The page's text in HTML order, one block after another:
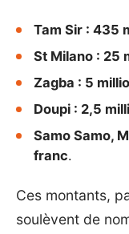
Tam Sir : 435
St Milano : 25
Zagba : 5
Doupi : 2,5
Samo Samo,
franc.
Ces montants,
soulèvent de